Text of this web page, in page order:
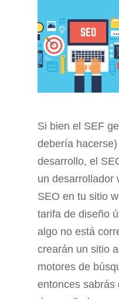
Si bien el SEF
debería
desarrollo, el
un desarrollador
SEO en tu sitio
tarifa de diseño
algo no está
crearán un sitio
motores de
entonces sabrás